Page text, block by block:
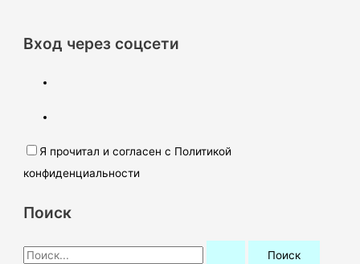
Вход через соцсети
Я прочитал и согласен с Политикой
конфиденциальности
Поиск
П